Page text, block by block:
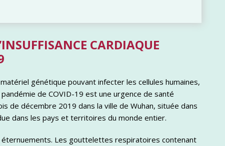
CARDIAQUE
génétique pouvant infecter les cellules humaines,
de COVID-19 est une urgence de santé
de décembre 2019 dans la ville de Wuhan, située dans
dans les pays et territoires du monde entier.
Les gouttelettes respiratoires contenant